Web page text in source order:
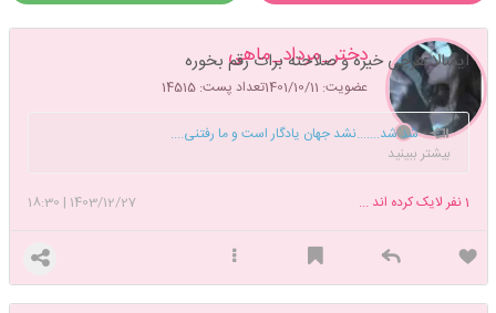
دختر_مرداد_ماهی
عضویت: 1401/10/11 تعداد پست: 14515
ایشالا هرچی خیره و صلاحته برات رقم بخوره
شد شد.......نشد جهان یادگار است و ما رفتنی....
بیشتر ببینید
1403/12/27
|
18:30 1نفر لایک کرده اند ...